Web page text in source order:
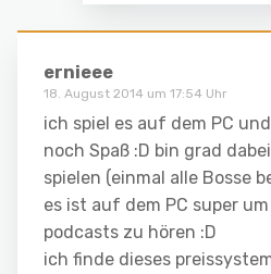
ernieee
18. August 2014 um 17:54 Uhr
ich spiel es auf dem PC
noch Spaß :D bin grad
spielen (einmal alle Bosse
es ist auf dem PC super
podcasts zu hören :D
ich finde dieses